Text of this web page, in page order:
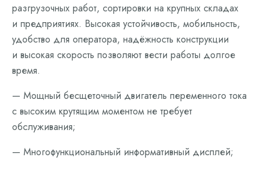
разгрузочных работ, сортировки на крупных складах
и предприятиях. Высокая устойчивость, мобильность,
удобство для оператора, надёжность конструкции
и высокая скорость позволяют вести работы долгое
время.
— Мощный бесщеточный двигатель переменного тока
с высоким крутящим моментом не требует
обслуживания;
— Многофункциональный информативный дисплей;